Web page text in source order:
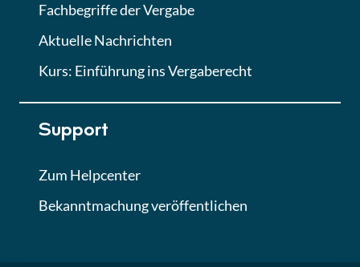
Fachbegriffe der Vergabe
Aktuelle Nachrichten
Kurs: Einführung ins Vergaberecht
Support
Zum Helpcenter
Bekanntmachung veröffentlichen